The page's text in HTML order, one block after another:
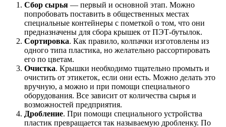
Сбор сырья — первый и основной этап. Можно
попробовать поставить в общественных местах
специальные контейнеры с пометкой о том, что они
предназначены для сбора крышек от ПЭТ-бутылок.
Сортировка. Как правило, колпачки изготовлены из
одного типа пластика, но желательно рассортировать
его по цветам.
Очистка. Крышки необходимо тщательно промыть и
очистить от этикеток, если они есть. Можно делать это
вручную, а можно и при помощи специального
оборудования. Все зависит от количества сырья и
возможностей предприятия.
Дробление. При помощи специального устройства
пластик превращается так называемую дробленку. По